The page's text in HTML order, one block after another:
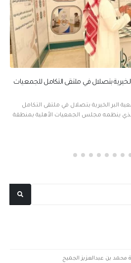
بتصلال في ملتقى التكامل للجمعيات
البر الخيرية بتصلال في ملتقى التكامل
ينظمه مجلس الجمعيات الأهلية بمنطقة
بن عبدالعزيز الجميح